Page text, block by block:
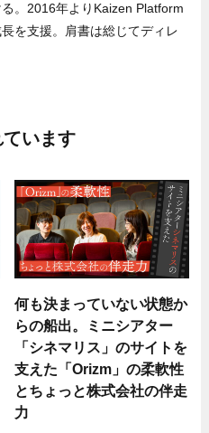
。2016年よりKaizen Platform
を支援。肩書は総じてディレ
います
何も決まっていない状態か
らの船出。ミニシアター
「シネマリス」のサイトを
支えた「Orizm」の柔軟性
とちょっと株式会社の伴走
力